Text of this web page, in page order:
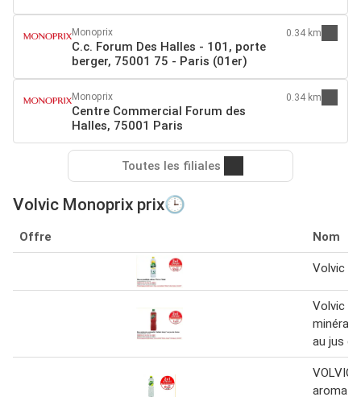
Monoprix
C.c. Forum Des Halles - 101, porte
berger, 75001 75 - Paris (01er)
0.34 km
Monoprix
Centre Commercial Forum des
Halles, 75001 Paris
0.34 km
Toutes les filiales
Volvic Monoprix prix🕒
Offre Nom
Volvic
Volvic
au jus
VOLVIC